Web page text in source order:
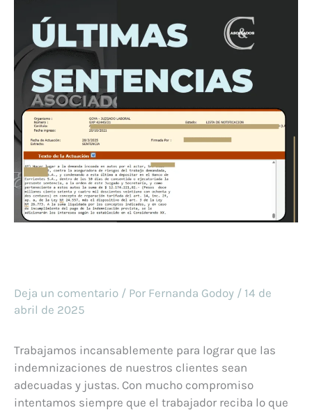
Deja un comentario / Por Fernanda Godoy / 14 de
abril de 2025
Trabajamos incansablemente para lograr que las
indemnizaciones de nuestros clientes sean
adecuadas y justas. Con mucho compromiso
intentamos siempre que el trabajador reciba lo que